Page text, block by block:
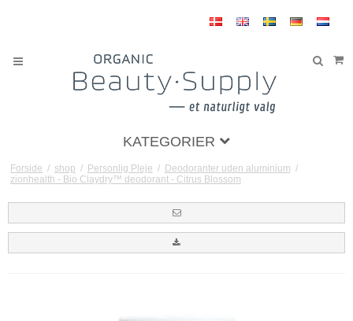
KATEGORIER
Forside / shop / Personlig Pleje / Deodoranter uden aluminium /
zionhealth - Bio Claydry™ deodorant - Citrus Blossom